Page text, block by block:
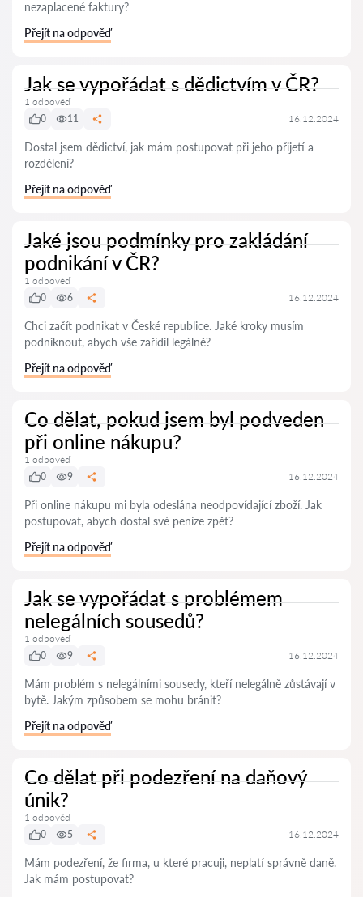
nezaplacené faktury?
Přejít na odpověď
Jak se vypořádat s dědictvím v ČR?
1 odpověď
0
11 16.12.2024
Dostal jsem dědictví, jak mám postupovat při jeho přijetí a
rozdělení?
Přejít na odpověď
Jaké jsou podmínky pro zakládání
podnikání v ČR?
1 odpověď
0
6 16.12.2024
Chci začít podnikat v České republice. Jaké kroky musím
podniknout, abych vše zařídil legálně?
Přejít na odpověď
Co dělat, pokud jsem byl podveden
při online nákupu?
1 odpověď
0
9 16.12.2024
Při online nákupu mi byla odeslána neodpovídající zboží. Jak
postupovat, abych dostal své peníze zpět?
Přejít na odpověď
Jak se vypořádat s problémem
nelegálních sousedů?
1 odpověď
0
9 16.12.2024
Mám problém s nelegálními sousedy, kteří nelegálně zůstávají v
bytě. Jakým způsobem se mohu bránit?
Přejít na odpověď
Co dělat při podezření na daňový
únik?
1 odpověď
0
5 16.12.2024
Mám podezření, že firma, u které pracuji, neplatí správně daně.
Jak mám postupovat?